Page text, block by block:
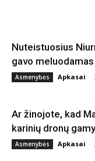
Nuteistuosius
gavo meluodamas
Asmenybės Apkasai -
Ar žinojote, kad
karinių dronų
Asmenybės Apkasai -